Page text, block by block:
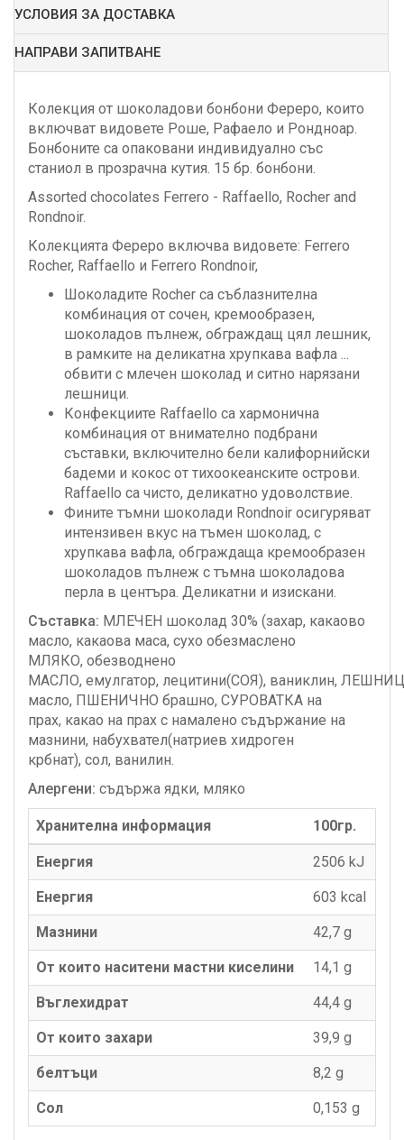
УСЛОВИЯ ЗА ДОСТАВКА
НАПРАВИ ЗАПИТВАНЕ
Колекция от шоколадови бонбони Фереро, които
включват видовете Роше, Рафаело и Рондноар.
Бонбоните са опаковани индивидуално със
станиол в прозрачна кутия. 15 бр. бонбони.
Assorted chocolates Ferrero - Raffaello, Rocher and
Rondnoir.
Колекцията Фереро включва видовете: Ferrero
Rocher, Raffaello и Ferrero Rondnoir,
Шоколадите Rocher са съблазнителна
комбинация от сочен, кремообразен,
шоколадов пълнеж, обграждащ цял лешник,
в рамките на деликатна хрупкава вафла ...
обвити с млечен шоколад и ситно нарязани
лешници.
Конфекциите Raffaello са хармонична
комбинация от внимателно подбрани
съставки, включително бели калифорнийски
бадеми и кокос от тихоокеанските острови.
Raffaello са чисто, деликатно удоволствие.
Фините тъмни шоколади Rondnoir осигуряват
интензивен вкус на тъмен шоколад, с
хрупкава вафла, обграждаща кремообразен
шоколадов пълнеж с тъмна шоколадова
перла в центъра. Деликатни и изискани.
Съставка: МЛЕЧЕН шоколад 30% (захар, какаово
масло, какаова маса, сухо обезмаслено
МЛЯКО, обезводнено
МАСЛО, емулгатор, лецитини(СОЯ), ваниклин,
масло, ПШЕНИЧНО брашно, СУРОВАТКА на
прах, какао на прах с намалено съдържание на
мазнини, набухвател(натриев хидроген
крбнат), сол, ванилин.
Алергени: съдържа ядки, мляко
Хранителна информация 100гр.
Енергия 2506 kJ
Енергия 603 kcаl
Мазнини 42,7 g
От които наситени мастни киселини 14,1 g
Въглехидрат 44,4 g
От които захари 39,9 g
белтъци 8,2 g
Сол 0,153 g